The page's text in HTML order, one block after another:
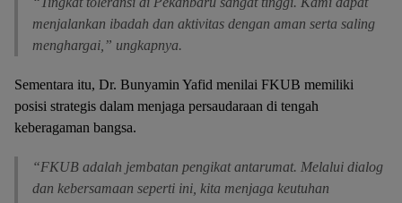
menjalankan ibadah dan aktivitas dengan aman serta saling
menghargai,” ungkapnya.
Sementara itu, Dr. Bunyamin Yafid menilai FKUB memiliki
posisi strategis dalam menjaga persaudaraan di tengah
keberagaman bangsa.
“FKUB adalah jembatan pengikat antarumat. Melalui dialog
dan kebersamaan seperti ini, kita menjaga keutuhan